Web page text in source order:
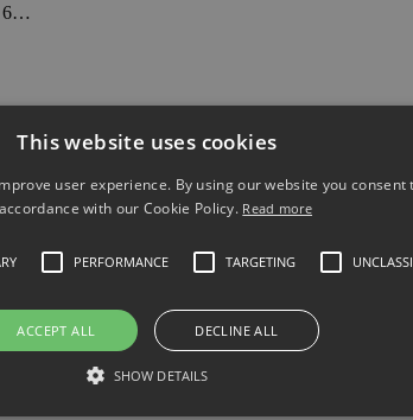
6…
MSa/s 6…
This website uses cookies
user experience. By using our website you consent
with our Cookie Policy. Read more
PERFORMANCE TARGETING
ACCEPT ALL DECLINE ALL
SHOW DETAILS